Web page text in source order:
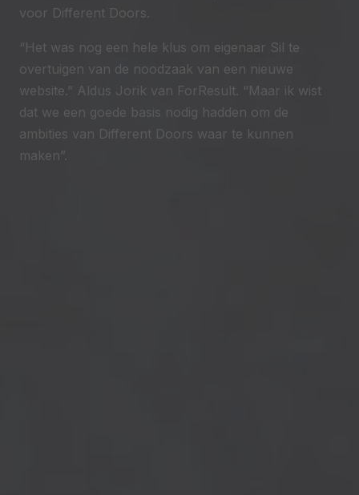
voor Different Doors.
“Het was nog een hele klus om eigenaar Sil te
overtuigen van de noodzaak van een nieuwe
website.” Aldus Jorik van ForResult. “Maar ik wist
dat we een goede basis nodig hadden om de
ambities van Different Doors waar te kunnen
maken”.